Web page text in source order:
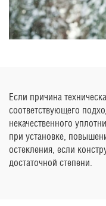
Если причина
соответствующего
некачественного
при установке,
остекления, если
достаточной степени.